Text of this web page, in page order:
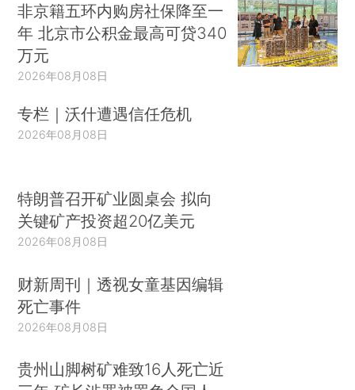
非京籍五环内购房社保降至一
年 北京市公积金最高可贷340
万元
2026年08月08日
专栏｜沃什遭遇信任危机
2026年08月08日
特朗普召开矿业圆桌会 拟向
关键矿产投资超20亿美元
2026年08月08日
财新周刊｜透视女童基因编辑
死亡事件
2026年08月08日
贵州山脚树矿难致16人死亡近